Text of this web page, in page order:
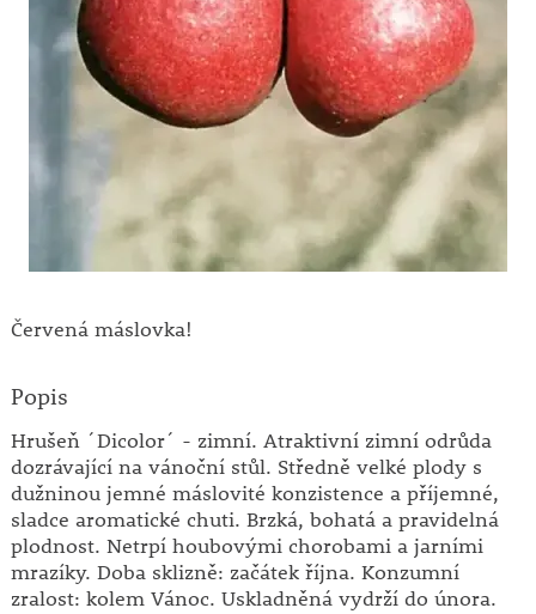
Červená máslovka!
Popis
Hrušeň ´Dicolor´ - zimní. Atraktivní zimní odrůda
dozrávající na vánoční stůl. Středně velké plody s
dužninou jemné máslovité konzistence a příjemné,
sladce aromatické chuti. Brzká, bohatá a pravidelná
plodnost. Netrpí houbovými chorobami a jarními
mrazíky. Doba sklizně: začátek října. Konzumní
zralost: kolem Vánoc. Uskladněná vydrží do února.